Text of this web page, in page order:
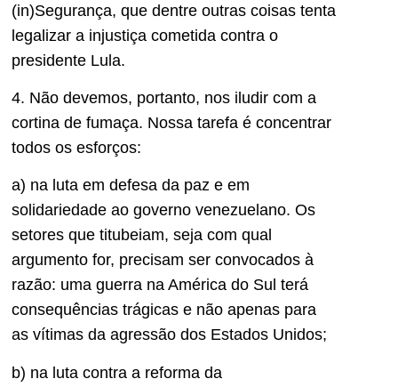
(in)Segurança, que dentre outras coisas tenta
legalizar a injustiça cometida contra o
presidente Lula.
4. Não devemos, portanto, nos iludir com a
cortina de fumaça. Nossa tarefa é concentrar
todos os esforços:
a) na luta em defesa da paz e em
solidariedade ao governo venezuelano. Os
setores que titubeiam, seja com qual
argumento for, precisam ser convocados à
razão: uma guerra na América do Sul terá
consequências trágicas e não apenas para
as vítimas da agressão dos Estados Unidos;
b) na luta contra a reforma da